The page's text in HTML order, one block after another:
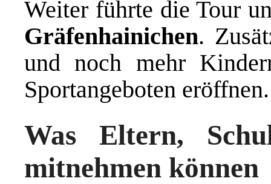
Weiter führte die Tour
Gräfenhainichen.
und noch mehr
Sportangeboten eröffnen.
Was Eltern,
mitnehmen können